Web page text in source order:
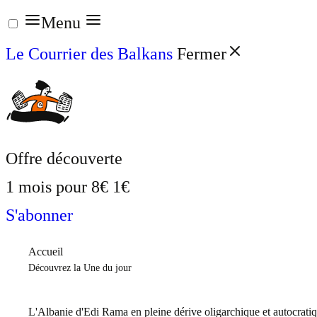
Aller
au
contenu
Menu
Le Courrier des Balkans Fermer
Offre découverte
1 mois pour 8€ 1€
S'abonner
Accueil
Découvrez la Une du jour
L'Albanie d'Edi Rama en pleine dérive oligarchique et